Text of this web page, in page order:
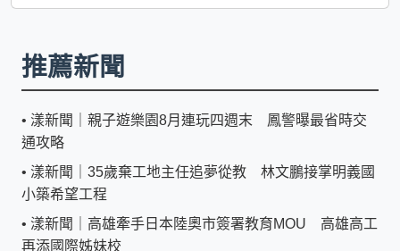
推薦新聞
• 漾新聞｜親子遊樂園8月連玩四週末 鳳警曝最省時交
通攻略
• 漾新聞｜35歲棄工地主任追夢從教 林文鵬接掌明義國
小築希望工程
• 漾新聞｜高雄牽手日本陸奧市簽署教育MOU 高雄高工
再添國際姊妹校